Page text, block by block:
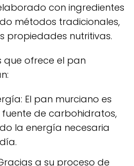
con ingredientes
métodos tradicionales,
propiedades nutritivas.
que ofrece el pan
El pan murciano es
fuente de carbohidratos,
la energía necesaria
a su proceso de